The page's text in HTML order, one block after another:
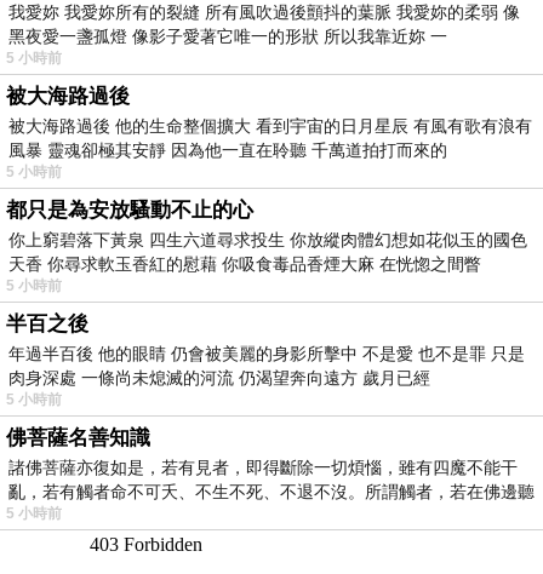
我愛妳 我愛妳所有的裂縫 所有風吹過後顫抖的葉脈 我愛妳的柔弱 像
黑夜愛一盞孤燈 像影子愛著它唯一的形狀 所以我靠近妳 一
5 小時前
被大海路過後
被大海路過後 他的生命整個擴大 看到宇宙的日月星辰 有風有歌有浪有
風暴 靈魂卻極其安靜 因為他一直在聆聽 千萬道拍打而來的
5 小時前
都只是為安放騷動不止的心
你上窮碧落下黃泉 四生六道尋求投生 你放縱肉體幻想如花似玉的國色
天香 你尋求軟玉香紅的慰藉 你吸食毒品香煙大麻 在恍惚之間瞥
5 小時前
半百之後
年過半百後 他的眼睛 仍會被美麗的身影所擊中 不是愛 也不是罪 只是
肉身深處 一條尚未熄滅的河流 仍渴望奔向遠方 歲月已經
5 小時前
佛菩薩名善知識
諸佛菩薩亦復如是，若有見者，即得斷除一切煩惱，雖有四魔不能干
亂，若有觸者命不可夭、不生不死、不退不沒。所謂觸者，若在佛邊聽
受
5 小時前